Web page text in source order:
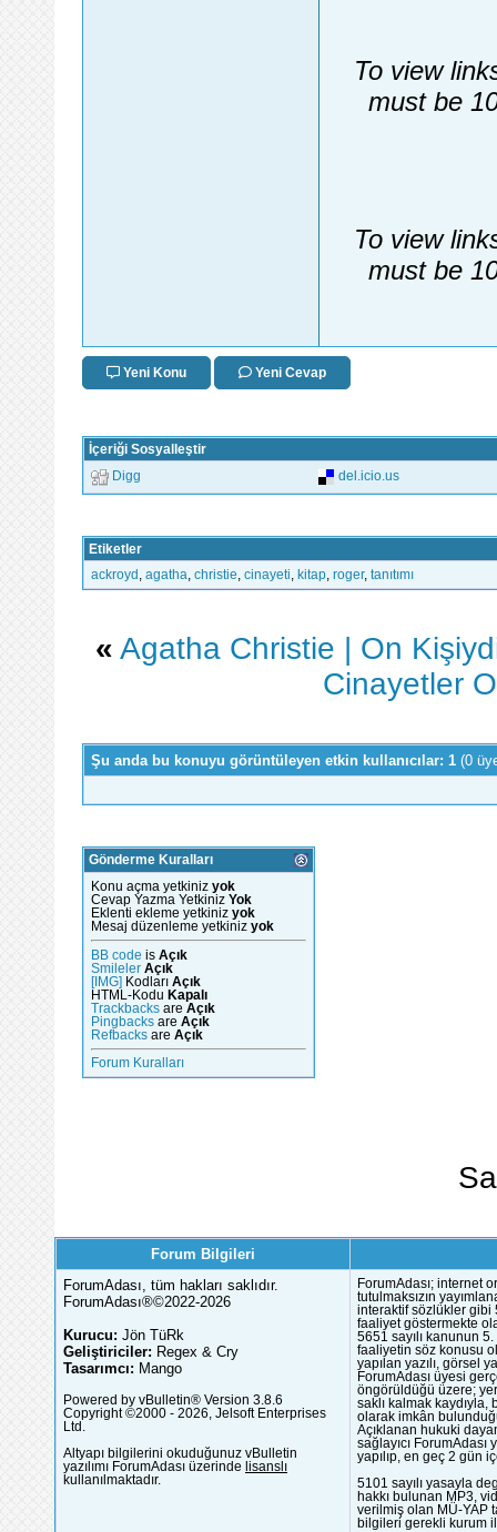
To view
must be
To view
must be
Yeni Konu Yeni Cevap
İçeriği Sosyalleştir
Digg del.icio.us
Etiketler
ackroyd
agatha christie cinayeti kitap roger, tanıtımı
« Agatha Christie | On
Cinayetler
Şu anda bu konuyu görüntüleyen etkin kullanıcılar: 1 (0
Gönderme Kuralları
Konu açma yetkiniz yok
Cevap Yazma Yetkiniz Yok
Eklenti ekleme yetkiniz yok
Mesaj düzenleme yetkiniz yok
BB code is Açık
Smileler Açık
[IMG] Kodları Açık
HTML-Kodu Kapalı
Trackbacks are Açık
Pingbacks are Açık
Refbacks are Açık
Forum Kuralları
Forum Bilgileri
ForumAdası, tüm hakları saklıdır.
ForumAdası®©2022-2026
Kurucu: Jön TüRk
Geliştiriciler: Regex & Cry
Tasarımcı: Mango
Powered by vBulletin® Version 3.8.6
Copyright ©2000 - 2026, Jelsoft Enterprises
Ltd.
Altyapı bilgilerini okuduğunuz vBulletin
yazılımı ForumAdası üzerinde lisanslı
kullanılmaktadır.
ForumAdası; internet
tutulmaksızın
interaktif sözlükler gibi
faaliyet göstermekte
5651 sayılı kanunun
faaliyetin söz konusu
yapılan yazılı, görsel
ForumAdası üyesi
öngörüldüğü üzere;
saklı kalmak
olarak imkân
Açıklanan hukuki
sağlayıcı
yapılıp, en geç 2 gün
5101 sayılı yasayla
hakkı bulunan MP3,
verilmiş olan MÜ-YAP
bilgileri gerekli kurum